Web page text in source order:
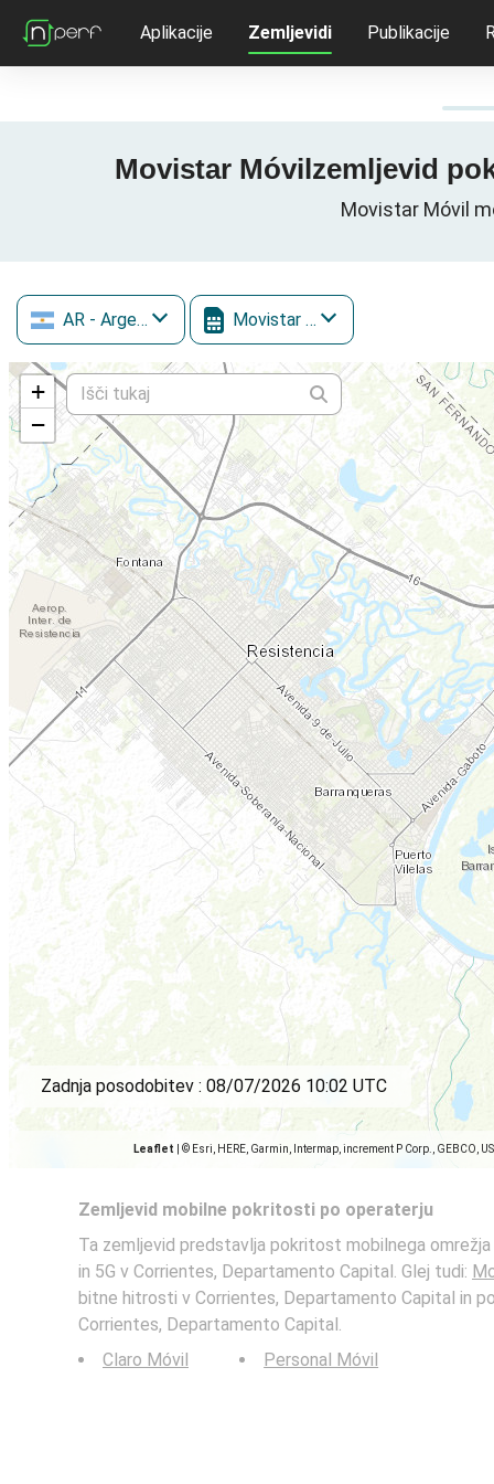
Aplikacije Zemljevidi Publikacije
Movistar Móvilzemljevid
Movistar Móvil
AR - Argentina Movistar Móvil
+
−
Leaflet © Esri, HERE, Garmin, Intermap, increment P Corp., GEBCO,
Zadnja posodobitev : 08/07/2026 10:02 UTC
Zemljevid mobilne pokritosti po operaterju
Ta zemljevid predstavlja pokritost mobilnega omrežja
in 5G v Corrientes, Departamento Capital. Glej tudi:
bitne hitrosti v Corrientes, Departamento Capital in
Corrientes, Departamento Capital.
Claro Móvil
Personal Móvil